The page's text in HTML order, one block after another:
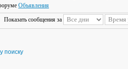
Объявления
Показать сообщения за
поиску